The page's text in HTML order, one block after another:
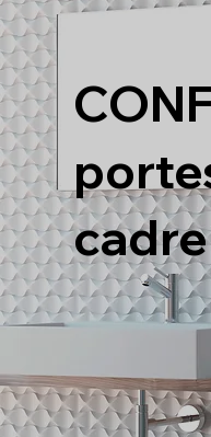
cadre